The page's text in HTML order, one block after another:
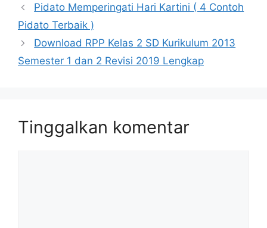
Pidato Memperingati Hari Kartini ( 4 Contoh
Pidato Terbaik )
Download RPP Kelas 2 SD Kurikulum 2013
Semester 1 dan 2 Revisi 2019 Lengkap
Tinggalkan komentar